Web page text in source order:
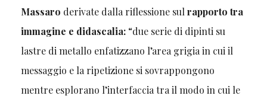
Massaro derivate dalla riflessione sul rapporto tra
immagine e didascalia:“due serie di dipinti su
lastre di metallo enfatizzano l’area grigia in cui il
messaggio e la ripetizione si sovrappongono
mentre esplorano l’interfaccia tra il modo in cui le